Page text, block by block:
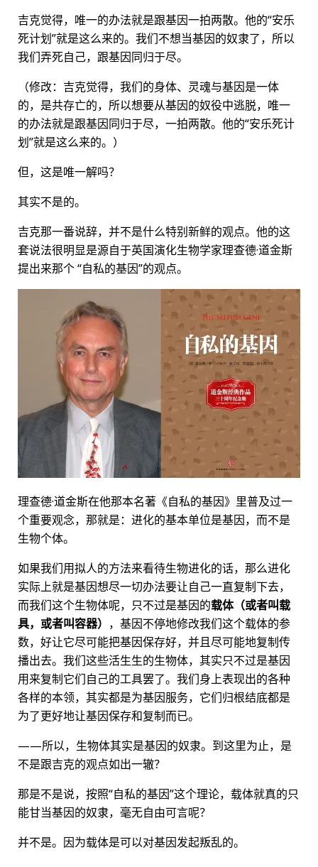
吉克觉得，唯一的办法就是跟基因一拍两散。他的“安乐
死计划”就是这么来的。我们不想当基因的奴隶了，所以
我们弄死自己，跟基因同归于尽。
（修改：吉克觉得，我们的身体、灵魂与基因是一体
的，是共存亡的，所以想要从基因的奴役中逃脱，唯一
的办法就是跟基因同归于尽，一拍两散。他的“安乐死计
划”就是这么来的。）
但，这是唯一解吗？
其实不是的。
吉克那一番说辞，并不是什么特别新鲜的观点。他的这
套说法很明显是源自于英国演化生物学家理查德·道金斯
提出来那个 “自私的基因”的观点。
理查德·道金斯在他那本名著《自私的基因》里普及过一
个重要观念，那就是：进化的基本单位是基因，而不是
生物个体。
如果我们用拟人的方法来看待生物进化的话，那么进化
实际上就是基因想尽一切办法要让自己一直复制下去，
而我们这个生物体呢，只不过是基因的载体（或者叫载
具，或者叫容器） ，基因不停地修改我们这个载体的参
数，好让它尽可能把基因保存好，并且尽可能地复制传
播出去。我们这些活生生的生物体，其实只不过是基因
用来复制它们自己的工具罢了。我们身上表现出的各种
各样的本领，其实都是为基因服务，它们归根结底都是
为了更好地让基因保存和复制而已。
——所以，生物体其实是基因的奴隶。到这里为止，是
不是跟吉克的观点如出一辙？
那是不是说，按照“自私的基因”这个理论，载体就真的只
能甘当基因的奴隶，毫无自由可言呢？
并不是。因为载体是可以对基因发起叛乱的。